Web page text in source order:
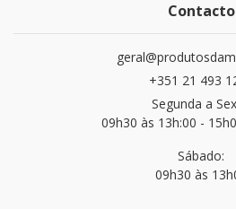
Contacto
+351 21 493
Segunda a
09h30 às 13h:00 -
Sábado:
09h30 às